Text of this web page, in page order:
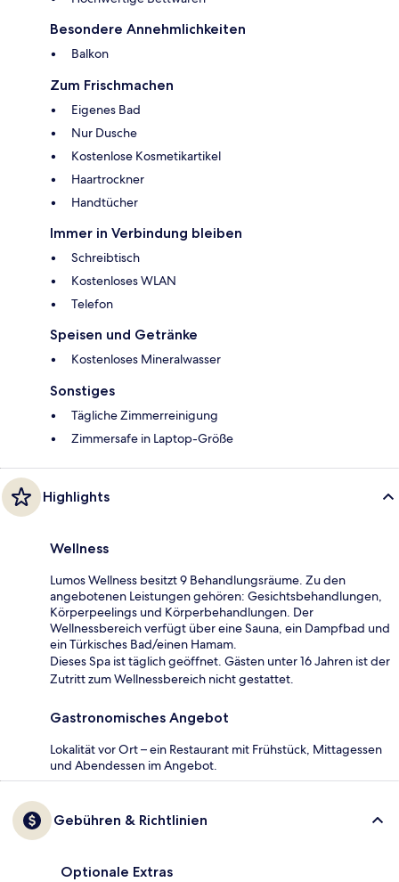
Besondere Annehmlichkeiten
Balkon
Zum Frischmachen
Eigenes Bad
Nur Dusche
Kostenlose Kosmetikartikel
Haartrockner
Handtücher
Immer in Verbindung bleiben
Schreibtisch
Kostenloses WLAN
Telefon
Speisen und Getränke
Kostenloses Mineralwasser
Sonstiges
Tägliche Zimmerreinigung
Zimmersafe in Laptop-Größe
Highlights
Wellness
Lumos Wellness besitzt 9 Behandlungsräume. Zu den
angebotenen Leistungen gehören: Gesichtsbehandlungen,
Körperpeelings und Körperbehandlungen. Der
Wellnessbereich verfügt über eine Sauna, ein Dampfbad und
ein Türkisches Bad/einen Hamam.
Dieses Spa ist täglich geöffnet. Gästen unter 16 Jahren ist der
Zutritt zum Wellnessbereich nicht gestattet.
Gastronomisches Angebot
Lokalität vor Ort – ein Restaurant mit Frühstück, Mittagessen
und Abendessen im Angebot.
Gebühren & Richtlinien
Optionale Extras